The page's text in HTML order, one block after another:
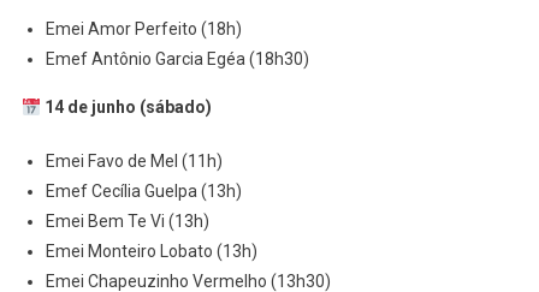
Emei Amor Perfeito (18h)
Emef Antônio Garcia Egéa (18h30)
14 de junho (sábado)
Emei Favo de Mel (11h)
Emef Cecília Guelpa (13h)
Emei Bem Te Vi (13h)
Emei Monteiro Lobato (13h)
Emei Chapeuzinho Vermelho (13h30)